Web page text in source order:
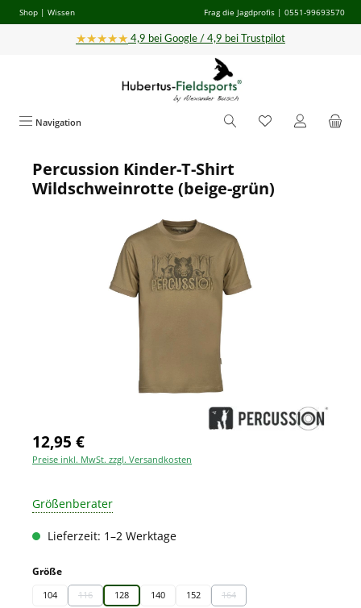
Zum Hauptinhalt springen
Shop | Wissen Frag die Jagdprofis | 0551-99693570
★★★★★ 4,9 bei Google / 4,9 bei Trustpilot
Navigation
Bildergalerie überspringen
Percussion Kinder-T-Shirt
Wildschweinrotte (beige-grün)
12,95 €
Preise inkl. MwSt. zzgl. Versandkosten
Größenberater
Lieferzeit: 1–2 Werktage
Größeauswählen
104 116
(Diese Option ist zurzeit nicht verfügbar.)
128 140 152 164
(Diese Option ist zurzeit nicht